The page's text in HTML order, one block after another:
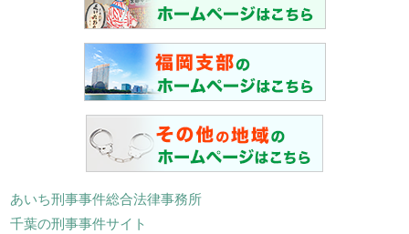
あいち刑事事件総合法律事務所
千葉の刑事事件サイト